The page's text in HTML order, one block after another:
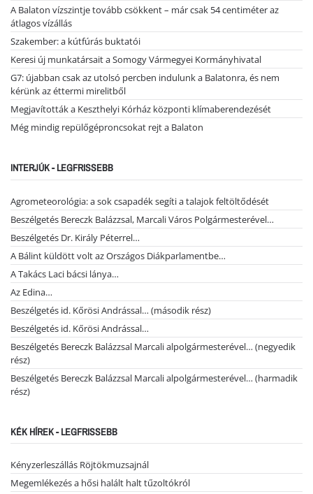
A Balaton vízszintje tovább csökkent – már csak 54 centiméter az
átlagos vízállás
Szakember: a kútfúrás buktatói
Keresi új munkatársait a Somogy Vármegyei Kormányhivatal
G7: újabban csak az utolsó percben indulunk a Balatonra, és nem
kérünk az éttermi mirelitből
Megjavították a Keszthelyi Kórház központi klímaberendezését
Még mindig repülőgéproncsokat rejt a Balaton
INTERJÚK - LEGFRISSEBB
Agrometeorológia: a sok csapadék segíti a talajok feltöltődését
Beszélgetés Bereczk Balázzsal, Marcali Város Polgármesterével…
Beszélgetés Dr. Király Péterrel…
A Bálint küldött volt az Országos Diákparlamentbe…
A Takács Laci bácsi lánya…
Az Edina…
Beszélgetés id. Kőrösi Andrással… (második rész)
Beszélgetés id. Kőrösi Andrással…
Beszélgetés Bereczk Balázzsal Marcali alpolgármesterével… (negyedik
rész)
Beszélgetés Bereczk Balázzsal Marcali alpolgármesterével… (harmadik
rész)
KÉK HÍREK - LEGFRISSEBB
Kényzerleszállás Röjtökmuzsajnál
Megemlékezés a hősi halált halt tűzoltókról